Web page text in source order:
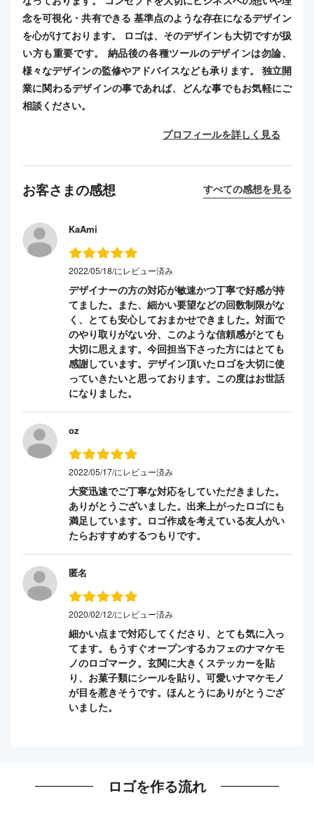
念を可視化・共有できる 基準点のような存在になるデザイン
を心がけております。 ロゴは、そのデザインも大切ですが扱
い方も重要です。 納品後の各種ツールのデザインは勿論、
様々なデザインの監修やアドバイスなども承ります。 独立開
業に関わるデザインの事であれば、どんな事でもお気軽にご
相談ください。
プロフィールを詳しく見る
お客さまの感想 すべての感想を見る
KaAmi
2022/05/18/にレビュー済み
デザイナーの方の対応が敏速かつ丁寧で好感が持
てました。また、細かい要望などの回数制限がな
く、とても安心しておまかせできました。対面で
のやり取りがない分、このような信頼感がとても
大切に思えます。今回担当下さった方にはとても
感謝しています。デザイン頂いたロゴを大切に使
っていきたいと思っております。この度はお世話
になりました。
oz
2022/05/17/にレビュー済み
大変迅速でご丁寧な対応をしていただきました。
ありがとうございました。出来上がったロゴにも
満足しています。ロゴ作成を考えている友人がい
たらおすすめするつもりです。
匿名
2020/02/12/にレビュー済み
細かい点まで対応してくださり、とても気に入っ
てます。もうすぐオープンするカフェのナマケモ
ノのロゴマーク。玄関に大きくステッカーを貼
り、お菓子類にシールを貼り。可愛いナマケモノ
が目を惹きそうです。ほんとうにありがとうござ
いました。
ロゴを作る流れ